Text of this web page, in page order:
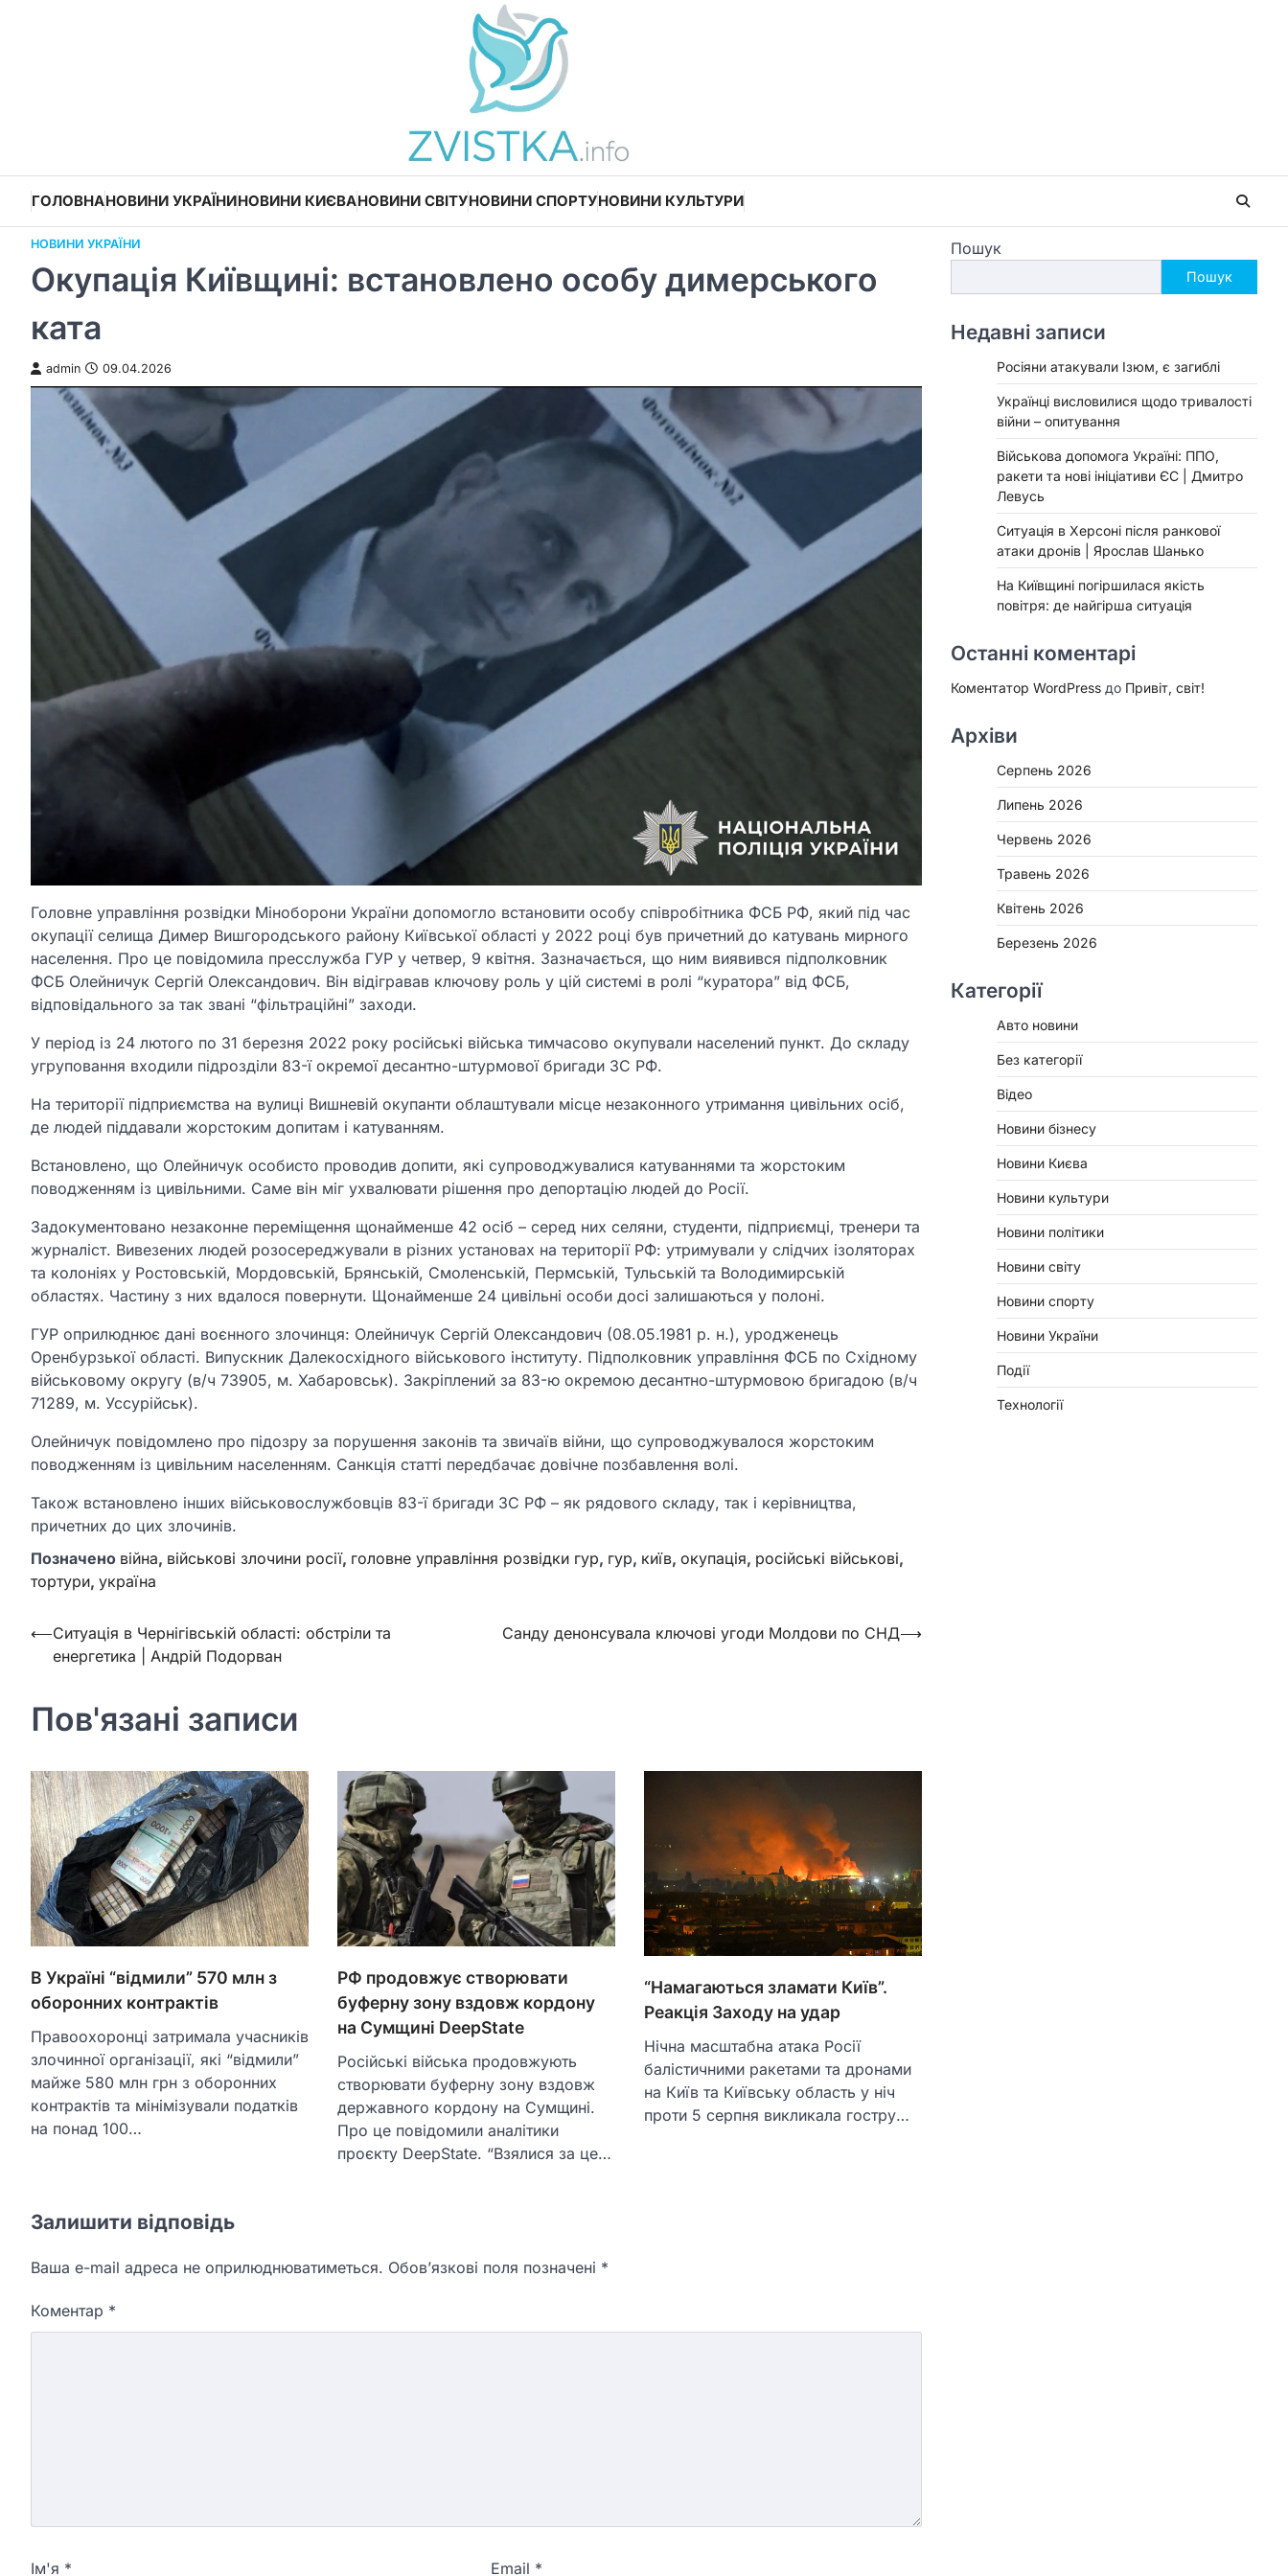
ГОЛОВНАНОВИНИ УКРАЇНИНОВИНИ КИЄВАНОВИНИ СВІТУНОВИНИ СПОРТУНОВИНИ КУЛЬТУРИ
НОВИНИ УКРАЇНИ
Окупація Київщині: встановлено особу димерського
ката
admin 09.04.2026
Головне управління розвідки Міноборони України допомогло встановити особу співробітника ФСБ РФ, який під час
окупації селища Димер Вишгородського району Київської області у 2022 році був причетний до катувань мирного
населення. Про це повідомила пресслужба ГУР у четвер, 9 квітня. Зазначається, що ним виявився підполковник
ФСБ Олейничук Сергій Олександович. Він відігравав ключову роль у цій системі в ролі “куратора” від ФСБ,
відповідального за так звані “фільтраційні” заходи.
У період із 24 лютого по 31 березня 2022 року російські війська тимчасово окупували населений пункт. До складу
угруповання входили підрозділи 83-ї окремої десантно-штурмової бригади ЗС РФ.
На території підприємства на вулиці Вишневій окупанти облаштували місце незаконного утримання цивільних осіб,
де людей піддавали жорстоким допитам і катуванням.
Встановлено, що Олейничук особисто проводив допити, які супроводжувалися катуваннями та жорстоким
поводженням із цивільними. Саме він міг ухвалювати рішення про депортацію людей до Росії.
Задокументовано незаконне переміщення щонайменше 42 осіб – серед них селяни, студенти, підприємці, тренери та
журналіст. Вивезених людей розосереджували в різних установах на території РФ: утримували у слідчих ізоляторах
та колоніях у Ростовській, Мордовській, Брянській, Смоленській, Пермській, Тульській та Володимирській
областях. Частину з них вдалося повернути. Щонайменше 24 цивільні особи досі залишаються у полоні.
ГУР оприлюднює дані воєнного злочинця: Олейничук Сергій Олександович (08.05.1981 р. н.), уродженець
Оренбурзької області. Випускник Далекосхідного військового інституту. Підполковник управління ФСБ по Східному
військовому округу (в/ч 73905, м. Хабаровськ). Закріплений за 83-ю окремою десантно-штурмовою бригадою (в/ч
71289, м. Уссурійськ).
Олейничук повідомлено про підозру за порушення законів та звичаїв війни, що супроводжувалося жорстоким
поводженням із цивільним населенням. Санкція статті передбачає довічне позбавлення волі.
Також встановлено інших військовослужбовців 83-ї бригади ЗС РФ – як рядового складу, так і керівництва,
причетних до цих злочинів.
Позначено війна, військові злочини росії, головне управління розвідки гур, гур, київ, окупація, російські військові,
тортури, україна
Навігація
записів
⟵Ситуація в Чернігівській області: обстріли та
енергетика | Андрій Подорван
Санду денонсувала ключові угоди Молдови по СНД⟶
Пов'язані записи
В Україні “відмили” 570 млн з
оборонних контрактів
Правоохоронці затримала учасників
злочинної організації, які “відмили”
майже 580 млн грн з оборонних
контрактів та мінімізували податків
на понад 100…
РФ продовжує створювати
буферну зону вздовж кордону
на Сумщині DeepState
Російські війська продовжують
створювати буферну зону вздовж
державного кордону на Сумщині.
Про це повідомили аналітики
проєкту DeepState. “Взялися за це…
“Намагаються зламати Київ”.
Реакція Заходу на удар
Нічна масштабна атака Росії
балістичними ракетами та дронами
на Київ та Київську область у ніч
проти 5 серпня викликала гостру…
Залишити відповідь
Ваша e-mail адреса не оприлюднюватиметься. Обов’язкові поля позначені *
Коментар *
Ім'я * Email *
Пошук
Пошук
Недавні записи
Росіяни атакували Ізюм, є загиблі
Українці висловилися щодо тривалості
війни – опитування
Військова допомога Україні: ППО,
ракети та нові ініціативи ЄС | Дмитро
Левусь
Ситуація в Херсоні після ранкової
атаки дронів | Ярослав Шанько
На Київщині погіршилася якість
повітря: де найгірша ситуація
Останні коментарі
Коментатор WordPress до Привіт, світ!
Архіви
Серпень 2026
Липень 2026
Червень 2026
Травень 2026
Квітень 2026
Березень 2026
Категорії
Авто новини
Без категорії
Відео
Новини бізнесу
Новини Києва
Новини культури
Новини політики
Новини світу
Новини спорту
Новини України
Події
Технології